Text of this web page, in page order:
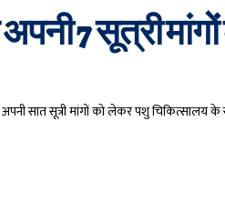
7 सूत्री
सात सूत्री मांगों को लेकर पशु चिकित्सालय